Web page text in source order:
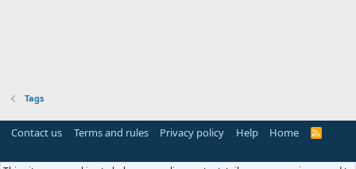
Tags
Contact us Terms and rules Privacy policy Help Home
R